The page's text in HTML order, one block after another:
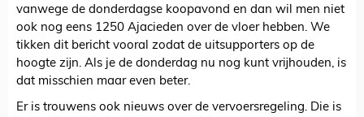
vanwege de donderdagse koopavond en dan wil men niet
ook nog eens 1250 Ajacieden over de vloer hebben. We
tikken dit bericht vooral zodat de uitsupporters op de
hoogte zijn. Als je de donderdag nu nog kunt vrijhouden, is
dat misschien maar even beter.
Er is trouwens ook nieuws over de vervoersregeling. Die is